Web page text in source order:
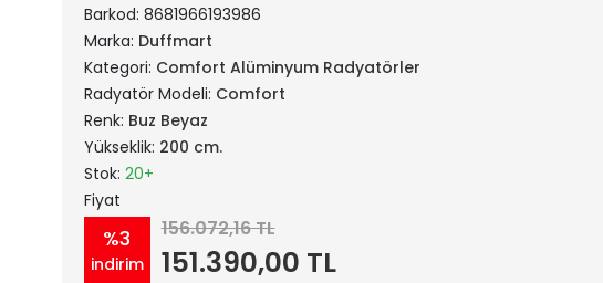
Barkod: 8681966193986
Marka: Duffmart
Kategori: Comfort Alüminyum Radyatörler
Radyatör Modeli: Comfort
Renk: Buz Beyaz
Yükseklik: 200 cm.
Stok: 20+
Fiyat
%3
indirim
156.072,16 TL
151.390,00 TL